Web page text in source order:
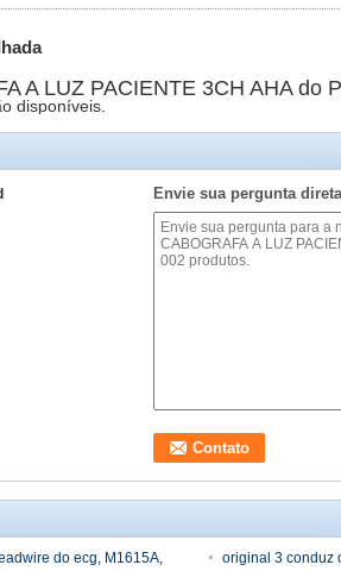
A LUZ PACIENTE 3CH AHA do
disponíveis.
Envie sua pergunta
do ecg, M1615A,
original 3 conduz